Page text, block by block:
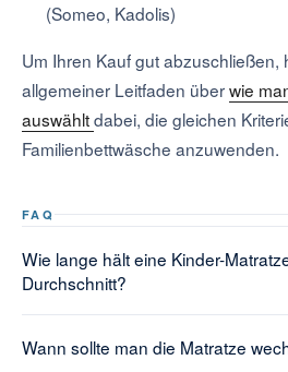
(Someo, Kadolis)
Um Ihren Kauf gut abzuschließen,
allgemeiner Leitfaden überwie
auswähltdabei, die gleichen
Familienbettwäsche anzuwenden.
FAQ
Wie lange hält eine Kinder-
Durchschnitt?
Wann sollte man die Matratze